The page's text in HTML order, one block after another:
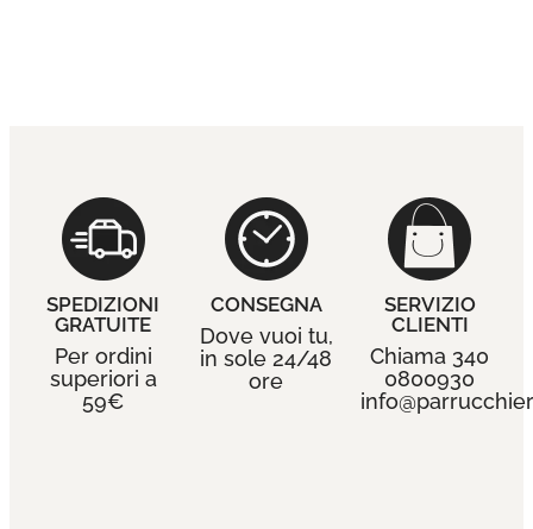
SPEDIZIONI
GRATUITE
Per ordini
superiori a
59€
CONSEGNA
Dove vuoi tu,
in sole 24/48
ore
SERVIZIO
CLIENTI
Chiama 340
0800930